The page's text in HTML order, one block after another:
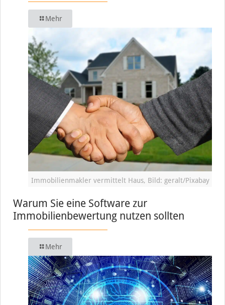
Mehr
Immobilienmakler vermittelt Haus, Bild: geralt/Pixabay
Warum Sie eine Software zur
Immobilienbewertung nutzen sollten
Mehr